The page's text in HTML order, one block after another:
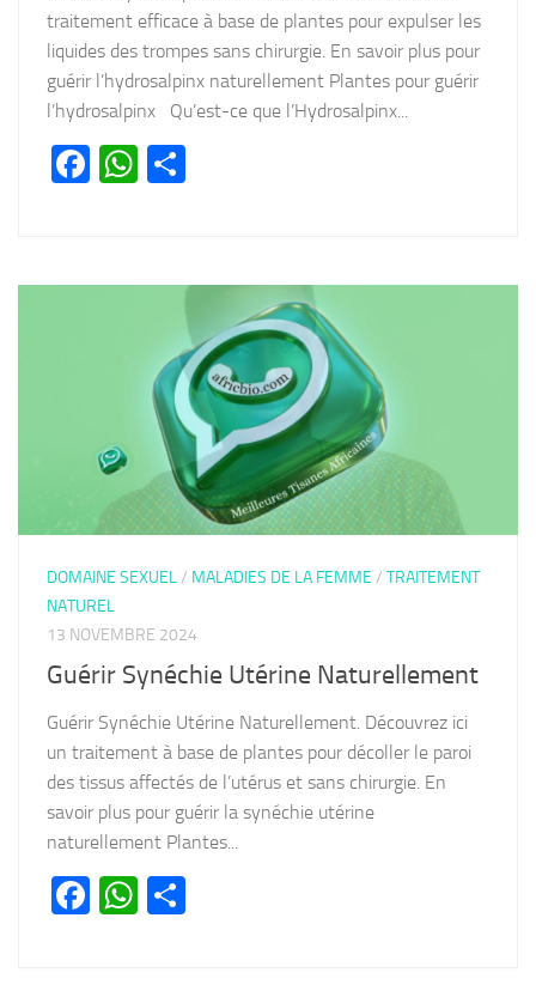
traitement efficace à base de plantes pour expulser les
liquides des trompes sans chirurgie. En savoir plus pour
guérir l’hydrosalpinx naturellement Plantes pour guérir
l’hydrosalpinx Qu’est-ce que l’Hydrosalpinx...
Facebook
WhatsApp
DOMAINE SEXUEL/ MALADIES DE LA FEMME / TRAITEMENT
NATUREL
13 NOVEMBRE 2024
Guérir Synéchie Utérine Naturellement
Guérir Synéchie Utérine Naturellement. Découvrez ici
un traitement à base de plantes pour décoller le paroi
des tissus affectés de l’utérus et sans chirurgie. En
savoir plus pour guérir la synéchie utérine
naturellement Plantes...
Facebook
WhatsApp